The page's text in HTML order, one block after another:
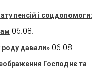
пенсій і соцдопомоги:
06.08.
давали» 06.08.
Господнє та